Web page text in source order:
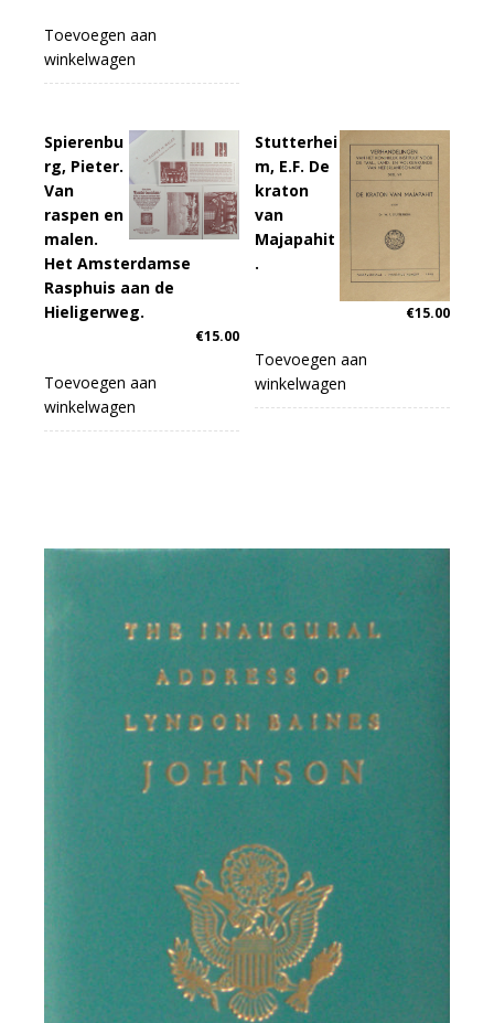
Toevoegen aan
winkelwagen
Spierenbu
rg, Pieter.
Van
raspen en
malen.
Het Amsterdamse
Rasphuis aan de
Hieligerweg.
€15.00
Toevoegen aan
winkelwagen
Stutterhei
m, E.F. De
kraton
van
Majapahit
.
€15.00
Toevoegen aan
winkelwagen